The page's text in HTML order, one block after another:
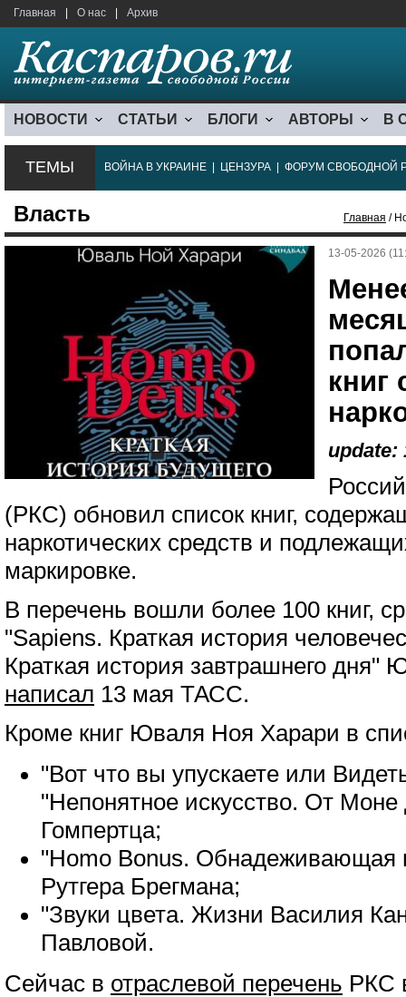
Главная О нас Архив
НОВОСТИ СТАТЬИ БЛОГИ АВТОРЫ В
ТЕМЫ ВОЙНА В УКРАИНЕ ЦЕНЗУРА ФОРУМ СВОБОДНОЙ
Власть Главная /
13-05-2026
книг
update:
(РКС) обновил список книг,
наркотических средств и
маркировке.
В перечень вошли более 100 книг,
"Sapiens. Краткая история
Краткая история завтрашнего дня"
написал 13 мая ТАСС.
Кроме книг Юваля Ноя Харари в
"Вот что вы упускаете или
"Непонятное искусство. От
Гомпертца;
"Homo Bonus. Обнадеживающая
Рутгера Брегмана;
"Звуки цвета. Жизни Василия
Павловой.
Сейчас в отраслевой перечень РКС